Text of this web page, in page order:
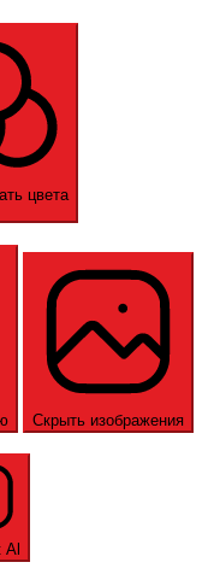
цвета
Скрыть изображения
Al